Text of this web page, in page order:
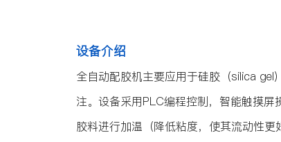
设备介绍
全自动配胶机主要应用于硅胶（silica
注。设备采用PLC编程控制，智能触摸
胶料进行加温（降低粘度，使其流动性